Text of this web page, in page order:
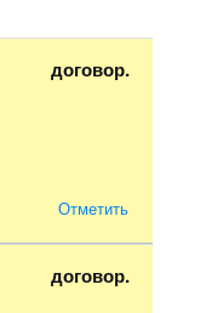
договор.
Отметить
договор.